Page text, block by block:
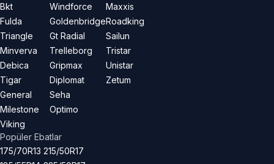
Bkt
Fulda
Triangle
Minverva
Debica
Tigar
General
Milestone
Viking
Windforce
Goldenbridge
Gt Radial
Trelleborg
Gripmax
Diplomat
Seha
Optimo
Maxxis
Roadking
Sailun
Tristar
Unistar
Zetum
Popüler Ebatlar
175/70R13 215/50R17